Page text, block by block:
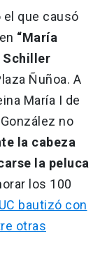
que causó
“María
Schiller
Ñuñoa. A
María I de
no
la cabeza
la peluca
los 100
bautizó con
otras